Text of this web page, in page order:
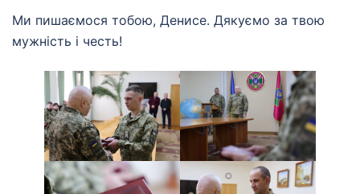
Ми пишаємося тобою, Денисе. Дякуємо за твою
мужність і честь!